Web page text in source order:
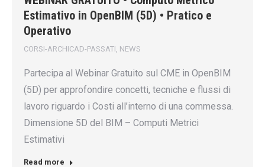
Estimativo in OpenBIM (5D) • Pratico e
Operativo
CORSI-ARCHICAD-PASSATI NEWS
Partecipa al Webinar Gratuito sul CME in OpenBIM
(5D) per approfondire concetti, tecniche e flussi di
lavoro riguardo i Costi all’interno di una commessa.
Dimensione 5D del BIM – Computi Metrici
Estimativi
Read more